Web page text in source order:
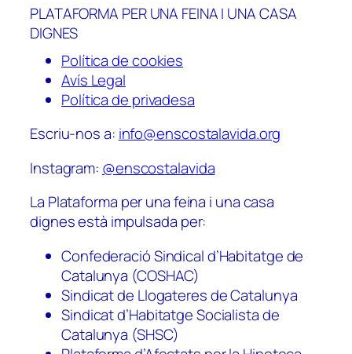
PLATAFORMA PER UNA FEINA I UNA CASA
DIGNES
Política de cookies
Avís Legal
Política de privadesa
Escriu-nos a: info@enscostalavida.org
Instagram: @enscostalavida
La Plataforma per una feina i una casa
dignes està impulsada per:
Confederació Sindical d’Habitatge de
Catalunya (COSHAC)
Sindicat de Llogateres de Catalunya
Sindicat d’Habitatge Socialista de
Catalunya (SHSC)